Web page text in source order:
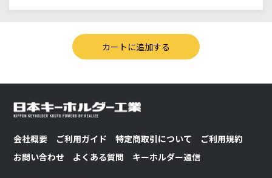
会社概要 ご利用ガイド 特定商取引について
ご利用規約
お問い合わせ
よくある質問 キーホルダー通信